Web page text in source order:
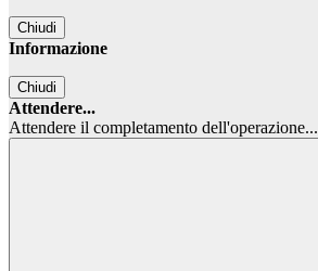
Chiudi
Informazione
Chiudi
Attendere...
Attendere il completamento dell'operazione...